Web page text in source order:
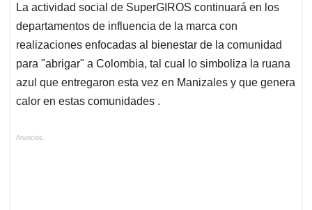
La actividad social de SuperGIROS continuará en los
departamentos de influencia de la marca con
realizaciones enfocadas al bienestar de la comunidad
para "abrigar" a Colombia, tal cual lo simboliza la ruana
azul que entregaron esta vez en Manizales y que genera
calor en estas comunidades .
Anuncios.